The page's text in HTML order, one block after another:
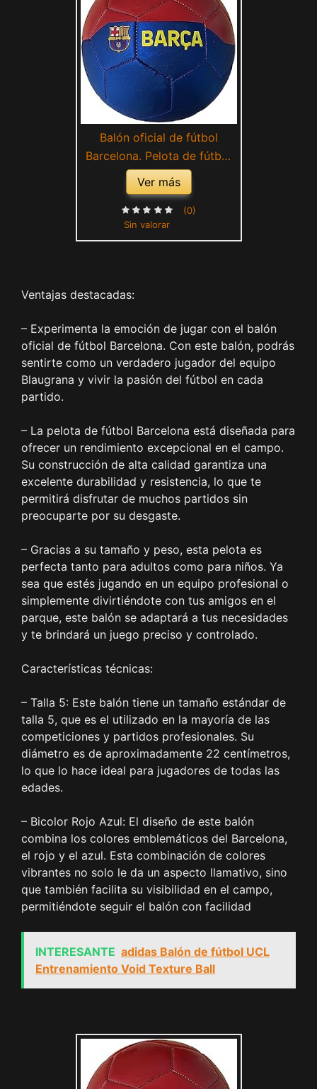
Balón oficial de fútbol
Barcelona. Pelota de fútbol
Blaugrana. Talla para adultos
y niños. Bicolor Rojo Azul
(Talla 5 - Grande)
Ver más
Sin valorar
(0)
Ventajas destacadas:
– Experimenta la emoción de jugar con el balón
oficial de fútbol Barcelona. Con este balón, podrás
sentirte como un verdadero jugador del equipo
Blaugrana y vivir la pasión del fútbol en cada
partido.
– La pelota de fútbol Barcelona está diseñada para
ofrecer un rendimiento excepcional en el campo.
Su construcción de alta calidad garantiza una
excelente durabilidad y resistencia, lo que te
permitirá disfrutar de muchos partidos sin
preocuparte por su desgaste.
– Gracias a su tamaño y peso, esta pelota es
perfecta tanto para adultos como para niños. Ya
sea que estés jugando en un equipo profesional o
simplemente divirtiéndote con tus amigos en el
parque, este balón se adaptará a tus necesidades
y te brindará un juego preciso y controlado.
Características técnicas:
– Talla 5: Este balón tiene un tamaño estándar de
talla 5, que es el utilizado en la mayoría de las
competiciones y partidos profesionales. Su
diámetro es de aproximadamente 22 centímetros,
lo que lo hace ideal para jugadores de todas las
edades.
– Bicolor Rojo Azul: El diseño de este balón
combina los colores emblemáticos del Barcelona,
el rojo y el azul. Esta combinación de colores
vibrantes no solo le da un aspecto llamativo, sino
que también facilita su visibilidad en el campo,
permitiéndote seguir el balón con facilidad
INTERESANTE adidas Balón de fútbol UCL
Entrenamiento Void Texture Ball